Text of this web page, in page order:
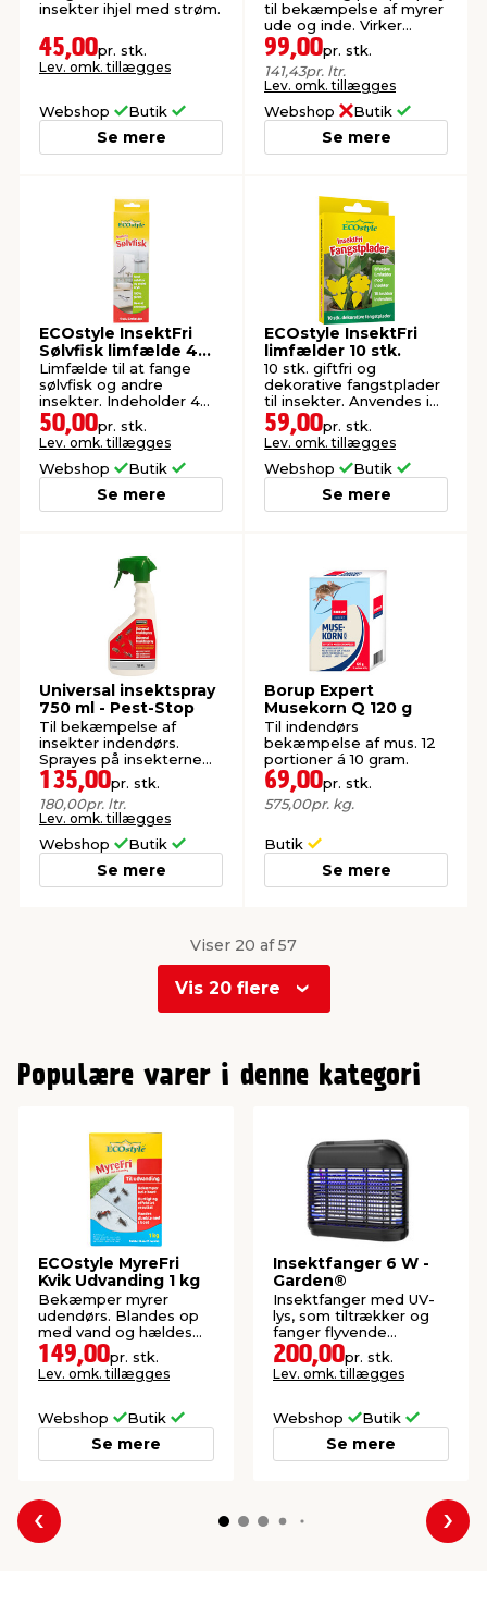
insekter ihjel med strøm.
45,00pr. stk.
Lev. omk. tillægges
Webshop Butik
Se mere
til bekæmpelse af myrer
ude og inde. Virker
hurtigt og effektivt.
99,00pr. stk.
141,43pr. ltr.
Lev. omk. tillægges
Webshop Butik
Se mere
ECOstyle InsektFri
Sølvfisk limfælde 4
stk.
Limfælde til at fange
sølvfisk og andre
insekter. Indeholder 4
stk. fælder.
50,00pr. stk.
Lev. omk. tillægges
Webshop Butik
Se mere
ECOstyle InsektFri
limfælder 10 stk.
10 stk. giftfri og
dekorative fangstplader
til insekter. Anvendes i
potter og krukker.
59,00pr. stk.
Lev. omk. tillægges
Webshop Butik
Se mere
Universal insektspray
750 ml - Pest-Stop
Til bekæmpelse af
insekter indendørs.
Sprayes på insekterne
eller deres færdselsveje.
135,00pr. stk.
180,00pr. ltr.
Lev. omk. tillægges
Webshop Butik
Se mere
Borup Expert
Musekorn Q 120 g
Til indendørs
bekæmpelse af mus. 12
portioner á 10 gram.
69,00pr. stk.
575,00pr. kg.
Butik
Se mere
Viser 20 af 57
Vis 20 flere
1
2
Populære varer i denne kategori
ECOstyle MyreFri
Kvik Udvanding 1 kg
Bekæmper myrer
udendørs. Blandes op
med vand og hældes
ned i myreboet.
149,00pr. stk.
Lev. omk. tillægges
Webshop Butik
Se mere
Insektfanger 6 W -
Garden®
Insektfanger med UV-
lys, som tiltrækker og
fanger flyvende
insekter.
200,00pr. stk.
Lev. omk. tillægges
Webshop Butik
Se mere
Forrige